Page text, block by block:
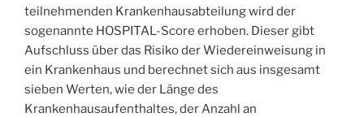
teilnehmenden Krankenhausabteilung wird der
sogenannte HOSPITAL-Score erhoben. Dieser gibt
Aufschluss über das Risiko der Wiedereinweisung in
ein Krankenhaus und berechnet sich aus insgesamt
sieben Werten, wie der Länge des
Krankenhausaufenthaltes, der Anzahl an